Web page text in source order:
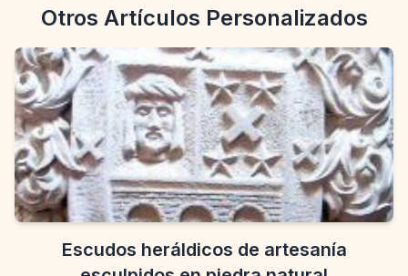
Otros Artículos Personalizados
Escudos heráldicos de artesanía